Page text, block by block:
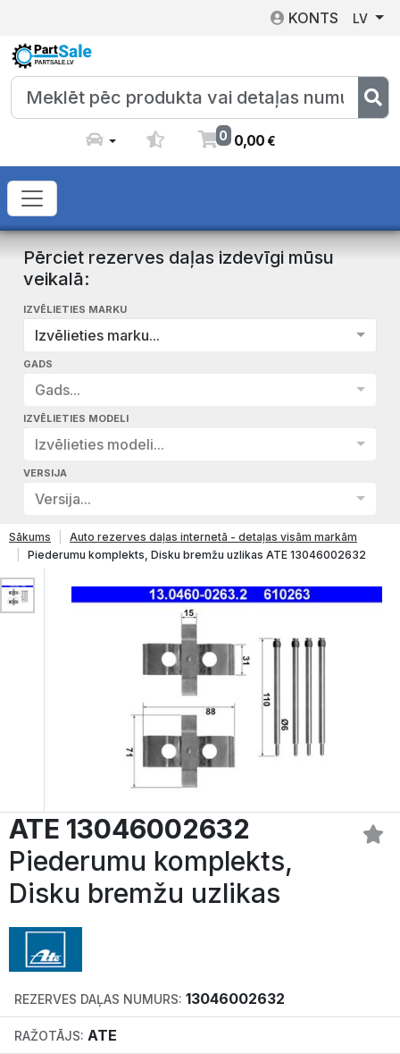
KONTS LV
0 0,00€
Pērciet rezerves daļas izdevīgi mūsu
veikalā:
IZVĒLIETIES MARKU
Izvēlieties marku...
GADS
Gads...
IZVĒLIETIES MODELI
Izvēlieties modeli...
VERSIJA
Versija...
Sākums
Auto rezerves daļas internetā - detaļas visām markām
Piederumu komplekts, Disku bremžu uzlikas ATE 13046002632
ATE 13046002632
Piederumu komplekts,
Disku bremžu uzlikas
REZERVES DAĻAS NUMURS: 13046002632
RAŽOTĀJS: ATE